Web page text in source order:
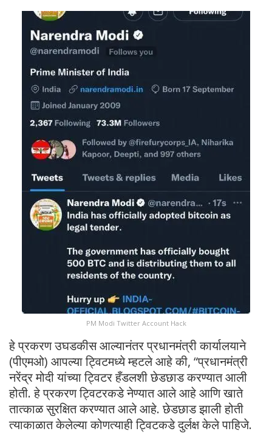
PM Modi Twitter Account Hack
हे प्रकरण उघडकीस आल्यानंतर प्रधानमंत्री कार्यालयाने
(पीएमओ) आपल्या ट्विटमध्ये म्हटले आहे की, “प्रधानमंत्री
नरेंद्र मोदी यांच्या ट्विटर हँडलशी छेडछाड करण्यात आली
होती. हे प्रकरण ट्विटरकडे नेण्यात आले आहे आणि खाते
तात्काळ सुरक्षित करण्यात आले आहे. छेडछाड झाली होती
त्याकाळात केलेल्या कोणत्याही ट्विटकडे दुर्लक्ष केले पाहिजे.